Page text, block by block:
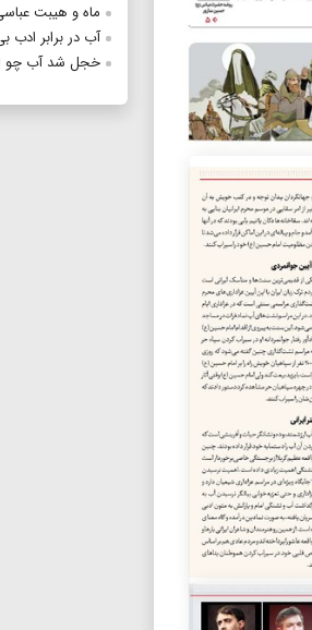
ماه و هیبت
آب در برابر ادب
خجل شد آب چو